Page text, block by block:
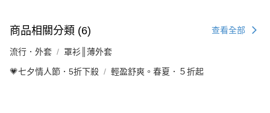
商品相關分類 (6) 查看全部
流行．外套 罩衫║薄外套
💗七夕情人節．5折下殺 輕盈舒爽。春夏．５折起